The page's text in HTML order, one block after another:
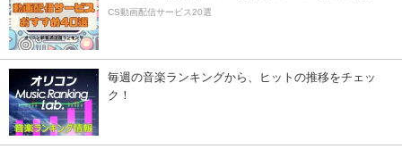
CS動画配信サービス20選
毎週の音楽ランキングから、ヒットの推移をチェッ
ク！